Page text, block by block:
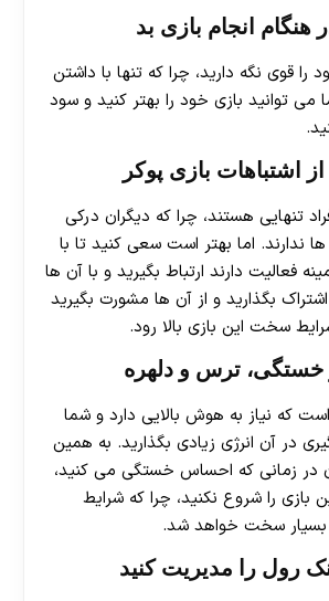
هنگام انجام بازی بد
را قوی نگه دارید، چرا که تنها با داشتن
توانید بازی خود را بهتر کنید و سود
اشتباهات بازی پوکر
تنهایی هستند، چرا که دیگران درکی
ندارند. اما بهتر است سعی کنید تا با
فعالیت دارند ارتباط بگیرید و با آن ها
بگذارید و از آن ها مشورت بگیرید
سخت این بازی بالا رود.
خستگی، ترس و دلهره
که نیاز به هوش بالایی دارد و شما
در آن انرژی زیادی بگذارید. به همین
در زمانی که احساس خستگی می کنید،
را شروع نکنید، چرا که شرایط
بسیار سخت خواهد شد.
رول را مدیریت کنید